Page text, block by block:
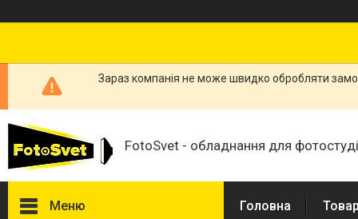
Зараз компанія не може швидко обробляти
FotoSvet - обладнання для
Меню Головна